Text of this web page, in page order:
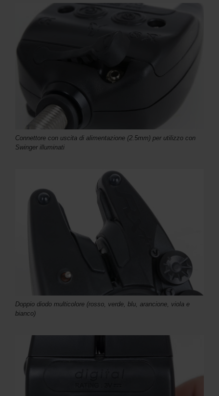
Connettore con uscita di alimentazione (2.5mm) per utilizzo con
Swinger illuminati
Doppio diodo multicolore (rosso, verde, blu, arancione, viola e
bianco)